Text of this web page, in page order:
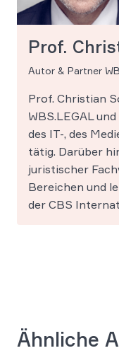
Prof.
Autor & Partner
Prof. Christian
WBS.LEGAL
des IT-, des
tätig. Darüber
juristischer
Bereichen und
der CBS
Ähnliche